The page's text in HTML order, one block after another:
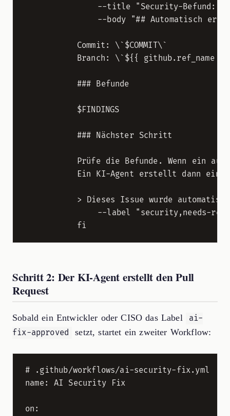
--title "Security-Befund:
--body "## Automatisch
          Commit: \`$COMMIT\`
Branch: \`${{ github.ref_name
          ### Befunde
          $FINDINGS
          ### Nächster Schritt
Prüfe die Befunde. Wenn ein
Ein KI-Agent erstellt dann
> Dieses Issue wurde
--label "security,needs-
Schritt 2: Der KI-Agent erstellt den Pull
Request
Sobald ein Entwickler oder CISO das Label
ai-
fix-approved
setzt, startet ein zweiter Workflow:
# .github/workflows/ai-security-fix.yml
name: AI Security Fix
on: